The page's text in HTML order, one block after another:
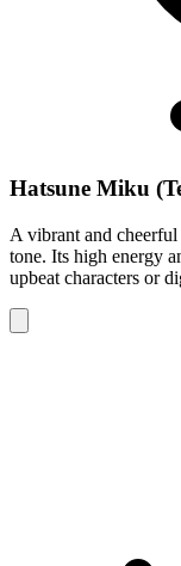
Hatsune Miku
A vibrant and
tone. Its high energy
upbeat characters or